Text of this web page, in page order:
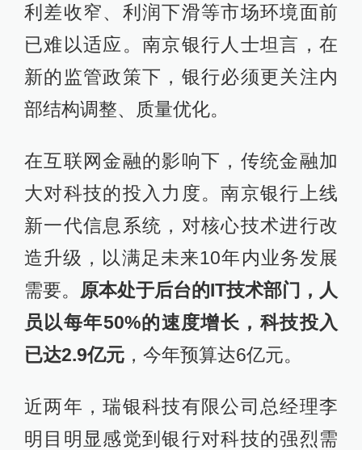
利差收窄、利润下滑等市场环境面前
已难以适应。南京银行人士坦言，在
新的监管政策下，银行必须更关注内
部结构调整、质量优化。
在互联网金融的影响下，传统金融加
大对科技的投入力度。南京银行上线
新一代信息系统，对核心技术进行改
造升级，以满足未来10年内业务发展
需要。 原本处于后台的IT技术部门，人
员以每年50%的速度增长，科技投入
已达2.9亿元，今年预算达6亿元。
近两年，瑞银科技有限公司总经理李
明目明显感觉到银行对科技的强烈需